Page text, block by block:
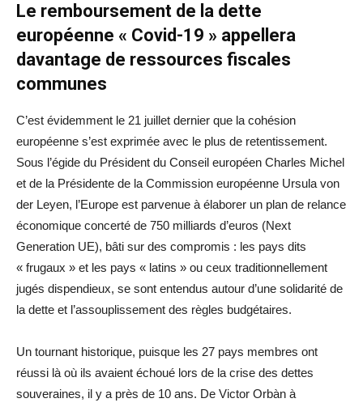
Le remboursement de la dette
européenne « Covid-19 » appellera
davantage de ressources fiscales
communes
C’est évidemment le 21 juillet dernier que la cohésion
européenne s’est exprimée avec le plus de retentissement.
Sous l’égide du Président du Conseil européen Charles Michel
et de la Présidente de la Commission européenne Ursula von
der Leyen, l’Europe est parvenue à élaborer un plan de relance
économique concerté de 750 milliards d’euros (Next
Generation UE), bâti sur des compromis : les pays dits
« frugaux » et les pays « latins » ou ceux traditionnellement
jugés dispendieux, se sont entendus autour d’une solidarité de
la dette et l’assouplissement des règles budgétaires.
Un tournant historique, puisque les 27 pays membres ont
réussi là où ils avaient échoué lors de la crise des dettes
souveraines, il y a près de 10 ans. De Victor Orbàn à